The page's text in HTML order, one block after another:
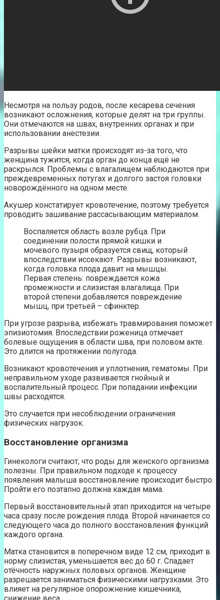
Несмотря на пользу родов, после кесарева сечения
возникают осложнения, которые делят на три группы.
Они отмечаются на швах, внутренних органах и при
использовании анестезии.
Разрывы шейки матки происходят из-за того, что
женщина тужится, когда орган до конца ещё не
раскрылся. Проблемы с влагалищем наблюдаются при
преждевременных потугах и долгого застоя головки
новорождённого на одном месте.
Акушер констатирует кровотечение, поэтому требуется
проводить зашивание рассасывающим материалом.
Воспаляется область возле рубца. При
соединении полости прямой кишки и
мочевого пузыря образуется свищ, который
впоследствии иссекают. Разрывы возникают,
когда головка плода давит на мышцы.
Первая степень: повреждается кожа
промежности и слизистая влагалища. При
второй степени добавляется повреждение
мышц, при третьей – сфинктер.
При угрозе разрыва, избежать травмирования поможет
эпизиотомия. Впоследствии роженица отмечает
болевые ощущения в области шва, при половом акте.
Это длится на протяжении полугода.
Возникают кровотечения и уплотнения, гематомы. При
неправильном уходе развивается гнойный и
воспалительный процесс. При попадании инфекции
швы расходятся.
Это случается при несоблюдении ограничения
физических нагрузок.
Восстановление организма
Гинекологи считают, что роды для женского организма
полезны. При правильном подходе к процессу
появления малыша восстановление происходит быстро.
Пройти его поэтапно должна каждая мама.
Первый восстановительный этап приходится на четыре
часа сразу после рождения плода. Второй начинается со
следующего часа до полного восстановления функций
каждого органа.
Матка становится в поперечном виде 12 см, приходит в
норму слизистая, уменьшается вес до 60 г. Спадает
отёчность наружных половых органов. Женщине
разрешается заниматься физическими нагрузками. Это
влияет на регулярное опорожнение кишечника,